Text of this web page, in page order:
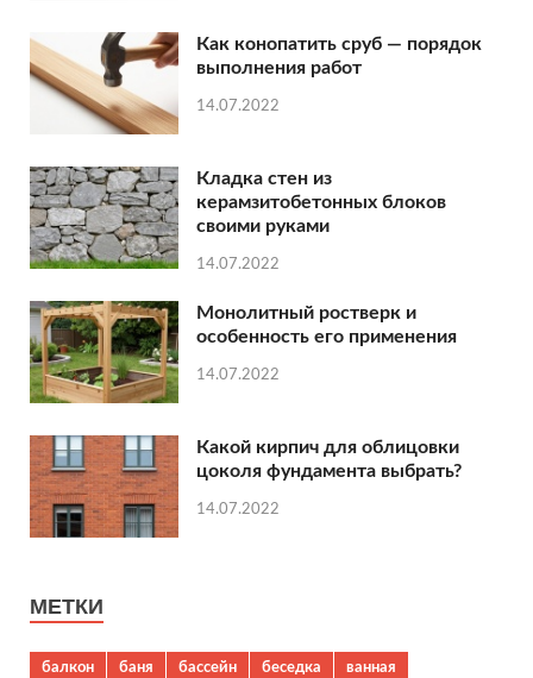
Как конопатить сруб — порядок
выполнения работ
14.07.2022
Кладка стен из
керамзитобетонных блоков
своими руками
14.07.2022
Монолитный ростверк и
особенность его применения
14.07.2022
Какой кирпич для облицовки
цоколя фундамента выбрать?
14.07.2022
МЕТКИ
балкон баня бассейн беседка
ванная